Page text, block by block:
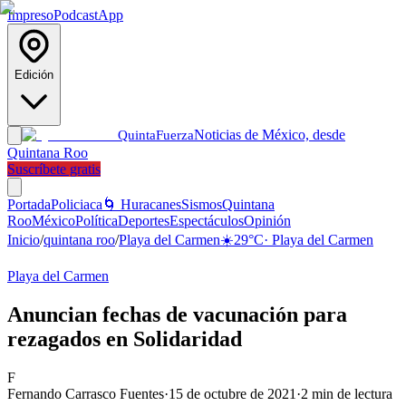
ImpresoPodcastApp
Edición
QuintaFuerzaNoticias de México, desde
Quintana Roo
Suscríbete gratis
PortadaPoliciaca 🌀 HuracanesSismosQuintana
RooMéxicoPolíticaDeportesEspectáculosOpinión
Inicio/quintana roo/Playa del Carmen☀️29°C· Playa del Carmen
Playa del Carmen
Anuncian fechas de vacunación para
rezagados en Solidaridad
F
Fernando Carrasco Fuentes·15 de octubre de 2021 ·2 min de lectura